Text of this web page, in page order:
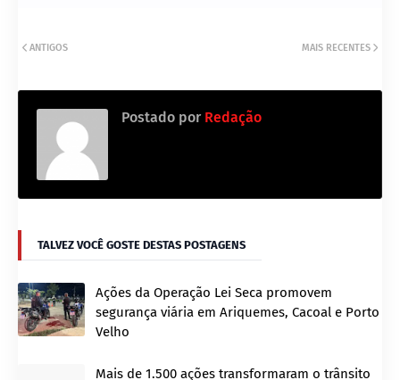
MAIS RECENTES
ANTIGOS
Postado por Redação
TALVEZ VOCÊ GOSTE DESTAS POSTAGENS
Ações da Operação Lei Seca promovem
segurança viária em Ariquemes, Cacoal e Porto
Velho
Mais de 1.500 ações transformaram o trânsito